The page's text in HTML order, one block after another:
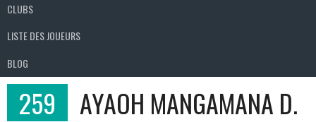
CLUBS
LISTE DES JOUEURS
BLOG
259 AYAOH MANGAMANA D.